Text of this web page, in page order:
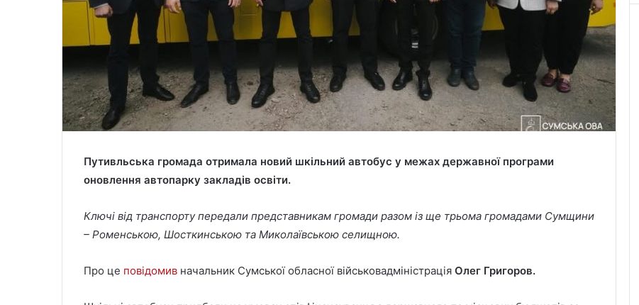
Путивльська громада отримала новий шкільний автобус у межах державної програми
оновлення автопарку закладів освіти.
Ключі від транспорту передали представникам громади разом із ще трьома громадами Сумщини
– Роменською, Шосткинською та Миколаївською селищною.
Про це повідомив начальник Сумської обласної військовадміністрація Олег Григоров.